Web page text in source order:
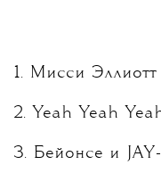
1. Мисси
2. Yeah Yeah
3. Бейонсе и